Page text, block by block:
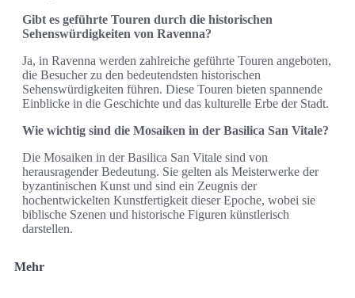
Gibt es geführte Touren durch die historischen
Sehenswürdigkeiten von Ravenna?
Ja, in Ravenna werden zahlreiche geführte Touren angeboten,
die Besucher zu den bedeutendsten historischen
Sehenswürdigkeiten führen. Diese Touren bieten spannende
Einblicke in die Geschichte und das kulturelle Erbe der Stadt.
Wie wichtig sind die Mosaiken in der Basilica San Vitale?
Die Mosaiken in der Basilica San Vitale sind von
herausragender Bedeutung. Sie gelten als Meisterwerke der
byzantinischen Kunst und sind ein Zeugnis der
hochentwickelten Kunstfertigkeit dieser Epoche, wobei sie
biblische Szenen und historische Figuren künstlerisch
darstellen.
Mehr